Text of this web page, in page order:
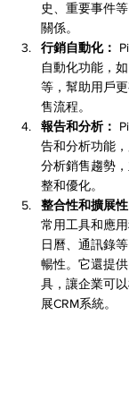
史、重要事件
關係。
行銷自動化：
自動化功能，
等，幫助用戶
售流程。
報告和分析：
告和分析功能
分析銷售趨勢
整和優化。
整合性和擴展性
常用工具和應
日曆、通訊錄
暢性。它還提
具，讓企業可
展CRM系統。